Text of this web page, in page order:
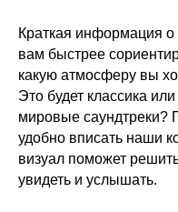
Краткая информация о
вам быстрее
какую атмосферу вы
Это будет классика
мировые саундтреки?
удобно вписать наши
визуал поможет
увидеть и услышать.